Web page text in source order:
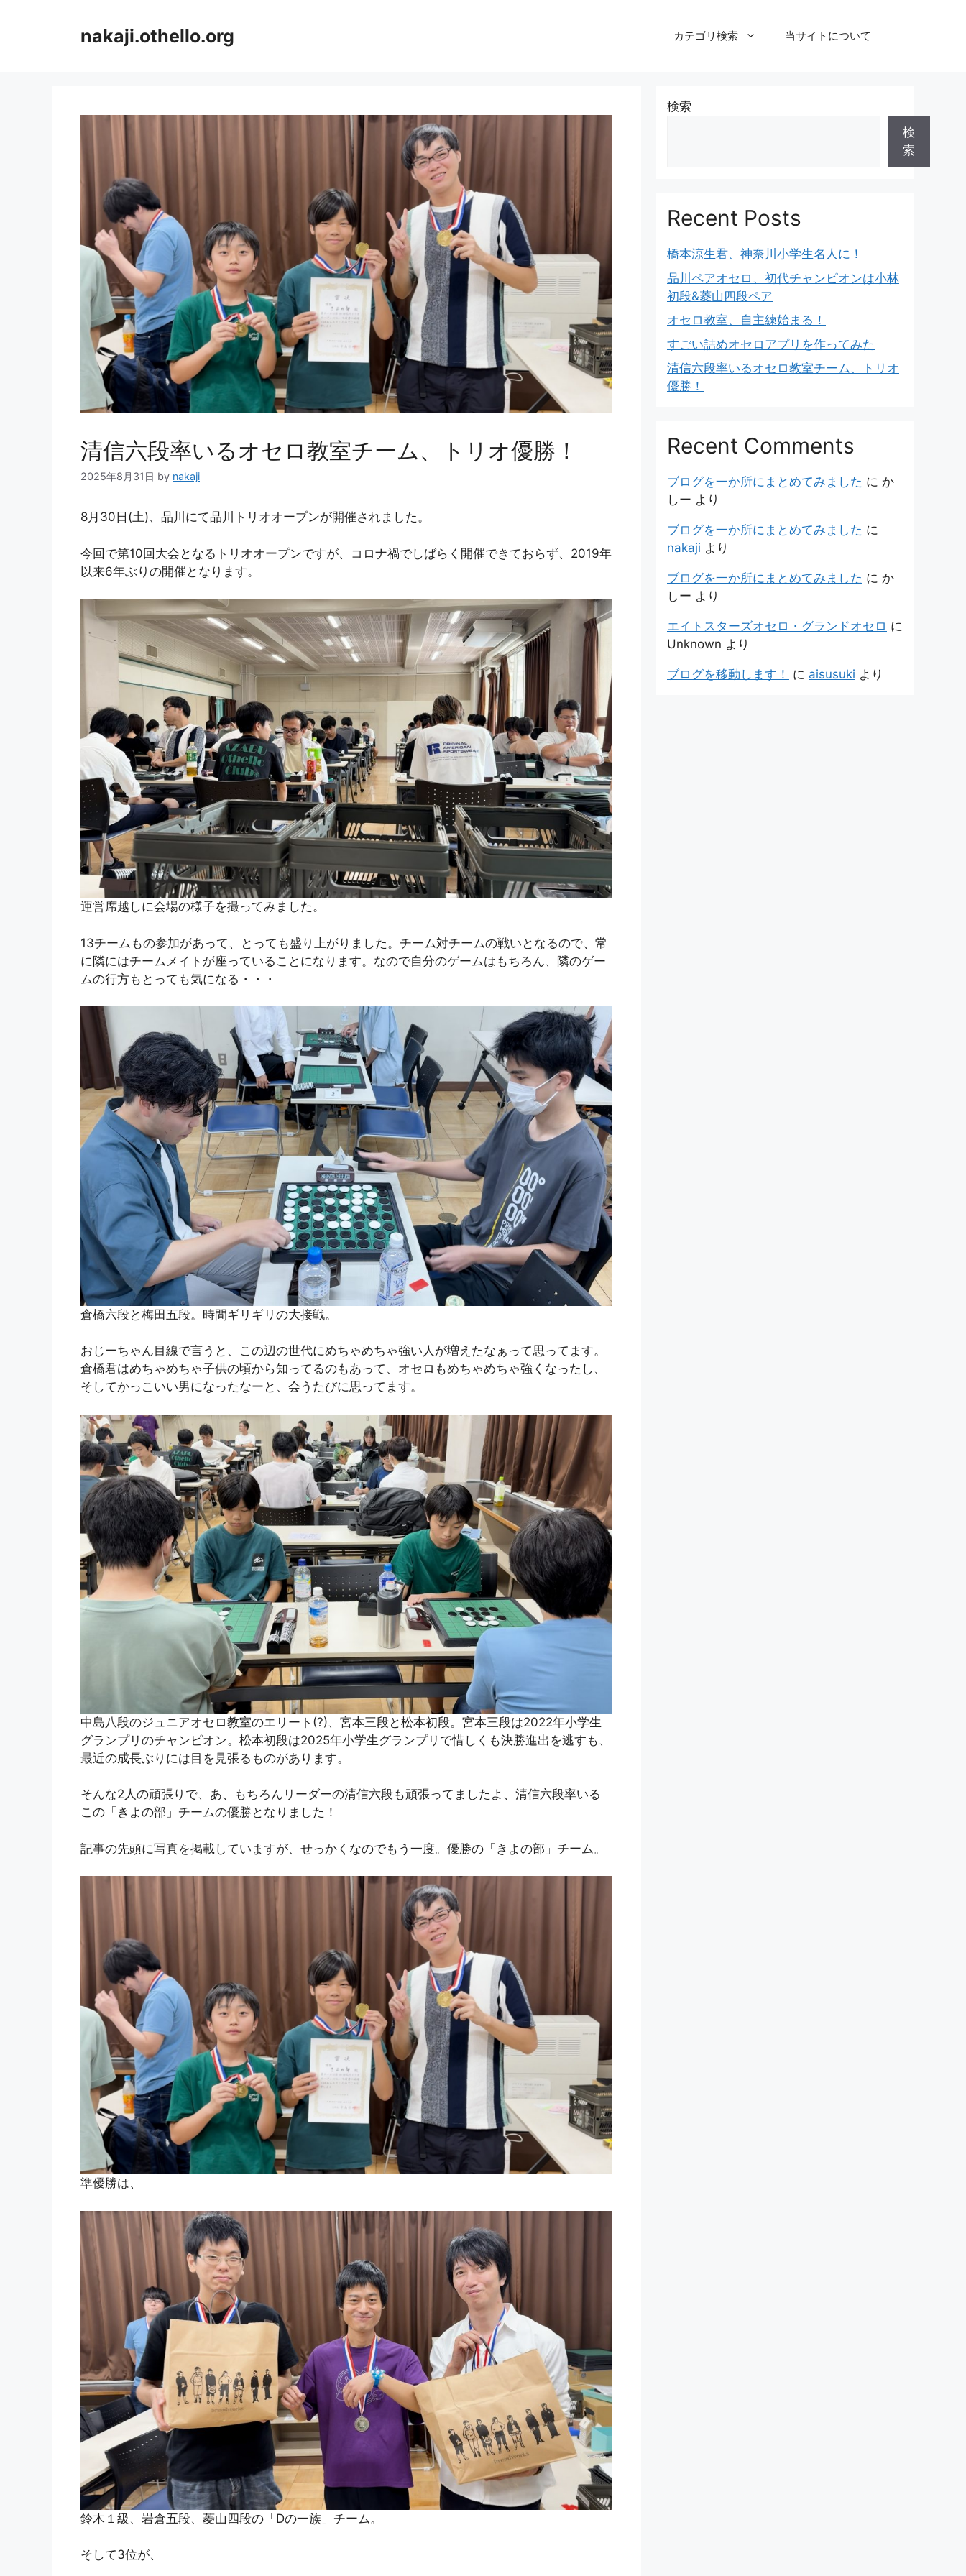
nakaji.othello.org カテゴリ検索 当サイトについて
清信六段率いるオセロ教室チーム、トリオ優勝！
2025年8月31日 by nakaji
8月30日(土)、品川にて品川トリオオープンが開催されました。
今回で第10回大会となるトリオオープンですが、コロナ禍でしばらく開催できておらず、2019年
以来6年ぶりの開催となります。
運営席越しに会場の様子を撮ってみました。
13チームもの参加があって、とっても盛り上がりました。チーム対チームの戦いとなるので、常
に隣にはチームメイトが座っていることになります。なので自分のゲームはもちろん、隣のゲー
ムの行方もとっても気になる・・・
倉橋六段と梅田五段。時間ギリギリの大接戦。
おじーちゃん目線で言うと、この辺の世代にめちゃめちゃ強い人が増えたなぁって思ってます。
倉橋君はめちゃめちゃ子供の頃から知ってるのもあって、オセロもめちゃめちゃ強くなったし、
そしてかっこいい男になったなーと、会うたびに思ってます。
中島八段のジュニアオセロ教室のエリート(?)、宮本三段と松本初段。宮本三段は2022年小学生
グランプリのチャンピオン。松本初段は2025年小学生グランプリで惜しくも決勝進出を逃すも、
最近の成長ぶりには目を見張るものがあります。
そんな2人の頑張りで、あ、もちろんリーダーの清信六段も頑張ってましたよ、清信六段率いる
この「きよの部」チームの優勝となりました！
記事の先頭に写真を掲載していますが、せっかくなのでもう一度。優勝の「きよの部」チーム。
準優勝は、
鈴木１級、岩倉五段、菱山四段の「Dの一族」チーム。
そして3位が、
検索
検
索
Recent Posts
橋本涼生君、神奈川小学生名人に！
品川ペアオセロ、初代チャンピオンは小林
初段&菱山四段ペア
オセロ教室、自主練始まる！
すごい詰めオセロアプリを作ってみた
清信六段率いるオセロ教室チーム、トリオ
優勝！
Recent Comments
ブログを一か所にまとめてみました に か
しー より
ブログを一か所にまとめてみました に
nakaji より
ブログを一か所にまとめてみました に か
しー より
エイトスターズオセロ・グランドオセロ に
Unknown より
ブログを移動します！ に aisusuki より